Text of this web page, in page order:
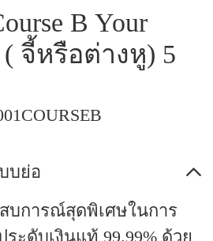
B Your
( จี้หรือต่างหู) 5
บย่อ
บการณ์สุดพิเศษในการ
ระดับเงินแท้ 99.99% ด้วย